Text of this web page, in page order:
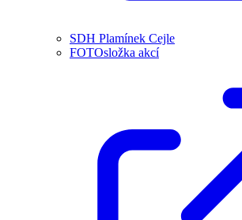
SDH Plamínek Cejle
FOTOsložka akcí